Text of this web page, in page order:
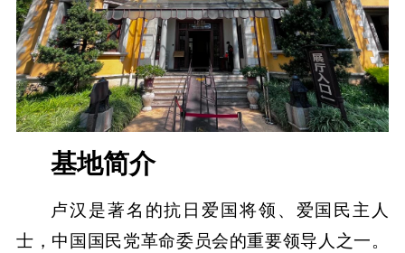
基地简介
卢汉是著名的抗日爱国将领、爱国民主人
士，中国国民党革命委员会的重要领导人之一。